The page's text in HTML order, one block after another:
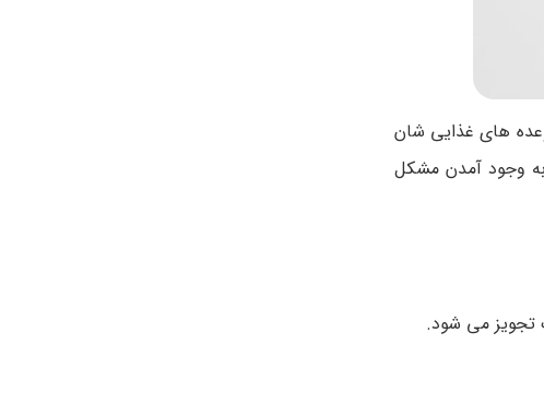
وعده های غذایی شان
به وجود آمدن مشکل
تجویز می شود.